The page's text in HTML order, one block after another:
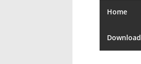
Home
Download